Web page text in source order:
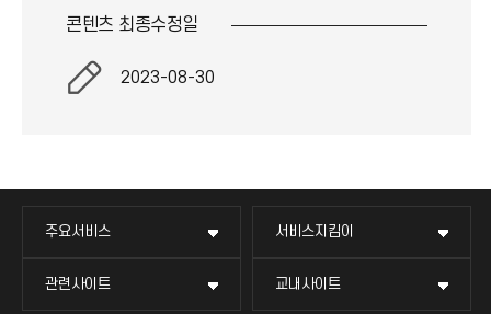
콘텐츠 최종수정일
2023-08-30
주요서비스 서비스지킴이
관련사이트 교내사이트